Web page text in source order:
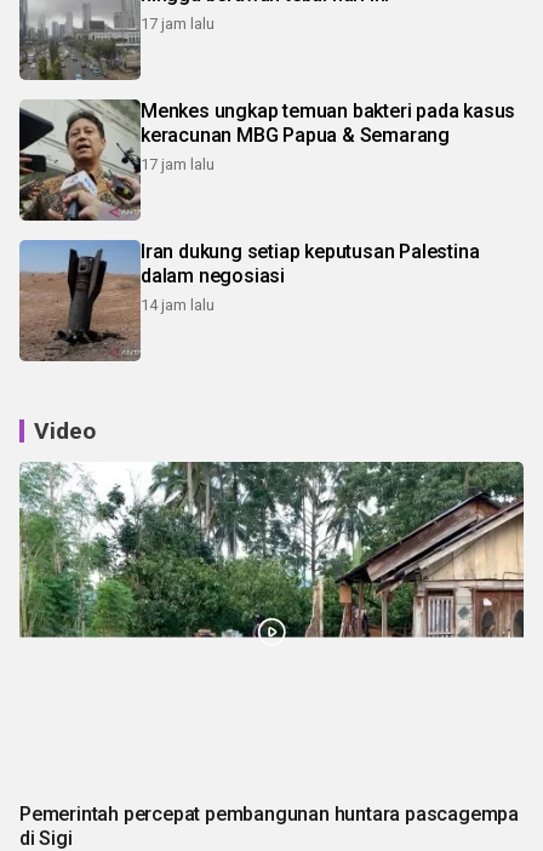
17 jam lalu
Menkes ungkap temuan bakteri pada kasus
keracunan MBG Papua & Semarang
17 jam lalu
Iran dukung setiap keputusan Palestina
dalam negosiasi
14 jam lalu
Video
Pemerintah percepat pembangunan huntara pascagempa
di Sigi